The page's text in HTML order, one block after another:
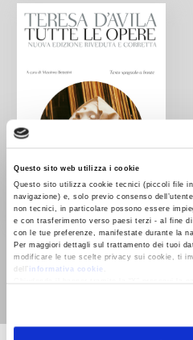
Questo sito web utilizza i cookie
Questo sito utilizza cookie tecnici (piccoli file
navigazione) e, solo previo consenso
non tecnici, in particolare possono essere
e con trasferimento verso paesi terzi - al fine
con le tue preferenze, manifestate durante la
Per maggiori dettagli sul trattamento dei tuoi
modificare le tue scelte privacy sui cookie, ti
dell’
informativa cookie
Tutte le opere
Teresa di Gesù